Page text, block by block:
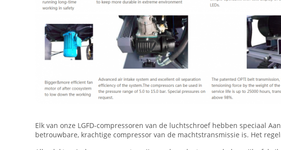
Elk van onze LGFD-compressoren van de luchtschroef hebben speciaal
betrouwbare, krachtige compressor van de machtstransmissie is. Het